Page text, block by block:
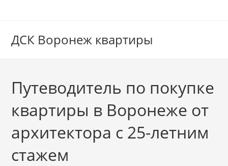
ДСК Воронеж квартиры
Путеводитель по покупке
квартиры в Воронеже от
архитектора с 25-летним
стажем